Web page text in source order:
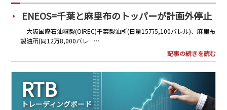
お問い合わせ
採用情報
English Website
瑞姆亜太能源諮問(北京)
Rim Energy Media(韓国語)
ENEOS=千葉と麻里布のトッパーが計画外停止
大阪国際石油精製(OIREC)千葉製油所(日量15万5,100バレル)、麻里布
製油所(同12万8,000バレ……
記事の続きを読む
RTB
トレーディングボード